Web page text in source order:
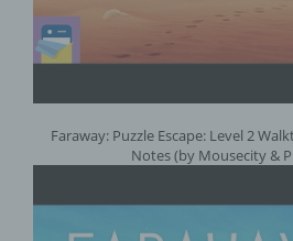
Faraway: Puzzle Escape: Level 2
Notes (by Mousecity &